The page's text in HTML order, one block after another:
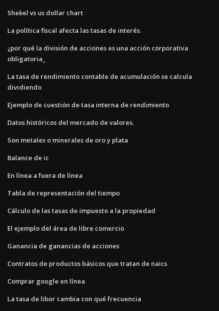
Shekel vs us dollar chart
La política fiscal afecta las tasas de interés.
¿por qué la división de acciones es una acción corporativa
obligatoria_
La tasa de rendimiento contable de acumulación se calcula
dividiendo
Ejemplo de cuestión de tasa interna de rendimiento
Datos históricos del mercado de valores.
Son metales o minerales de oro y plata
Balance de ic
En línea a fuera de línea
Tabla de representación del tiempo
Cálculo de las tasas de impuesto a la propiedad
El ejemplo del área de libre comercio
Ganancia de ganancias de acciones
Contratos de productos básicos que tratan de naics
Comprar google en línea
La tasa de libor cambia con qué frecuencia